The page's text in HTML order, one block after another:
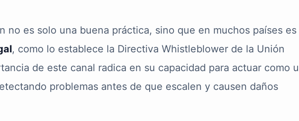
no es solo una buena práctica, sino que en muchos países es
, como lo establece la Directiva Whistleblower de la Unión
de este canal radica en su capacidad para actuar como
problemas antes de que escalen y causen daños